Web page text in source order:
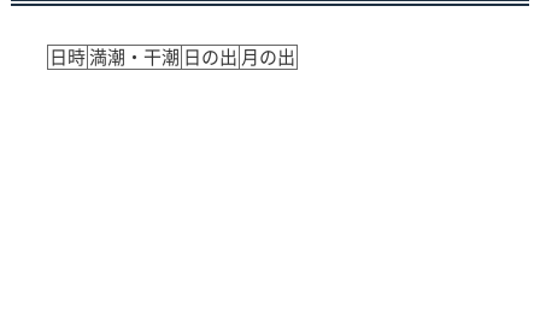
日時満潮・干潮 日の出 月の出